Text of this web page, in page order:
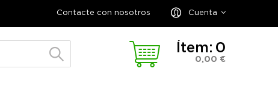
Cuenta
Contacte con nosotros
Ítem: 0
0,00 €